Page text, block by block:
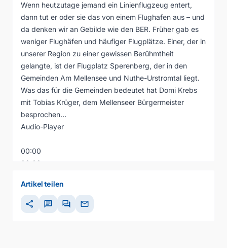
Wenn heutzutage jemand ein Linienflugzeug entert,
dann tut er oder sie das von einem Flughafen aus – und
da denken wir an Gebilde wie den BER. Früher gab es
weniger Flughäfen und häufiger Flugplätze. Einer, der in
unserer Region zu einer gewissen Berühmtheit
gelangte, ist der Flugplatz Sperenberg, der in den
Gemeinden Am Mellensee und Nuthe-Urstromtal liegt.
Was das für die Gemeinden bedeutet hat Domi Krebs
mit Tobias Krüger, dem Mellenseer Bürgermeister
besprochen…
Audio-Player
00:00
00:00
Artikel teilen
share chat forum mail